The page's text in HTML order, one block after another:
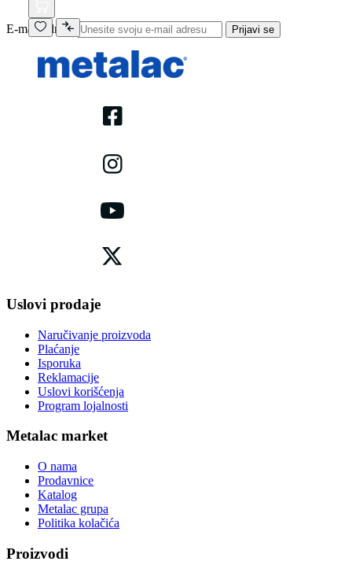
E-mail adresa Prijavi se
Uslovi prodaje
Naručivanje proizvoda
Plaćanje
Isporuka
Reklamacije
Uslovi korišćenja
Program lojalnosti
Metalac market
O nama
Prodavnice
Katalog
Metalac grupa
Politika kolačića
Proizvodi